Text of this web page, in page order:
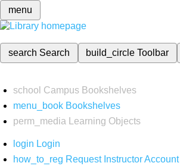
menu
search Search build_circleToolbar
school Campus Bookshelves
menu_book Bookshelves
perm_media
Learning Objects
login Login
how_to_reg Request Instructor Account